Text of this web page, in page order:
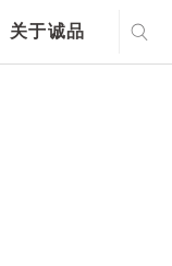
关于诚品